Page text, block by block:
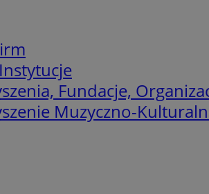
Fundacje,
Muzyczno-